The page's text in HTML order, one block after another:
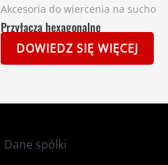
Akcesoria do wiercenia na sucho
Przyłącza hexagonalne
DOWIEDZ SIĘ WIĘCEJ
Dane spólki